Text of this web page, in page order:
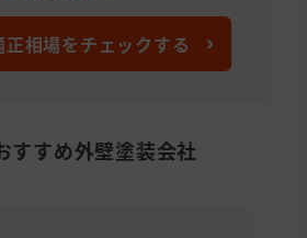
相場をチェックする
すすめ外壁塗装会社